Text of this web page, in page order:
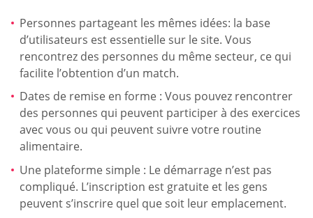
Personnes partageant les mêmes idées: la base
d’utilisateurs est essentielle sur le site. Vous
rencontrez des personnes du même secteur, ce qui
facilite l’obtention d’un match.
Dates de remise en forme : Vous pouvez rencontrer
des personnes qui peuvent participer à des exercices
avec vous ou qui peuvent suivre votre routine
alimentaire.
Une plateforme simple : Le démarrage n’est pas
compliqué. L’inscription est gratuite et les gens
peuvent s’inscrire quel que soit leur emplacement.